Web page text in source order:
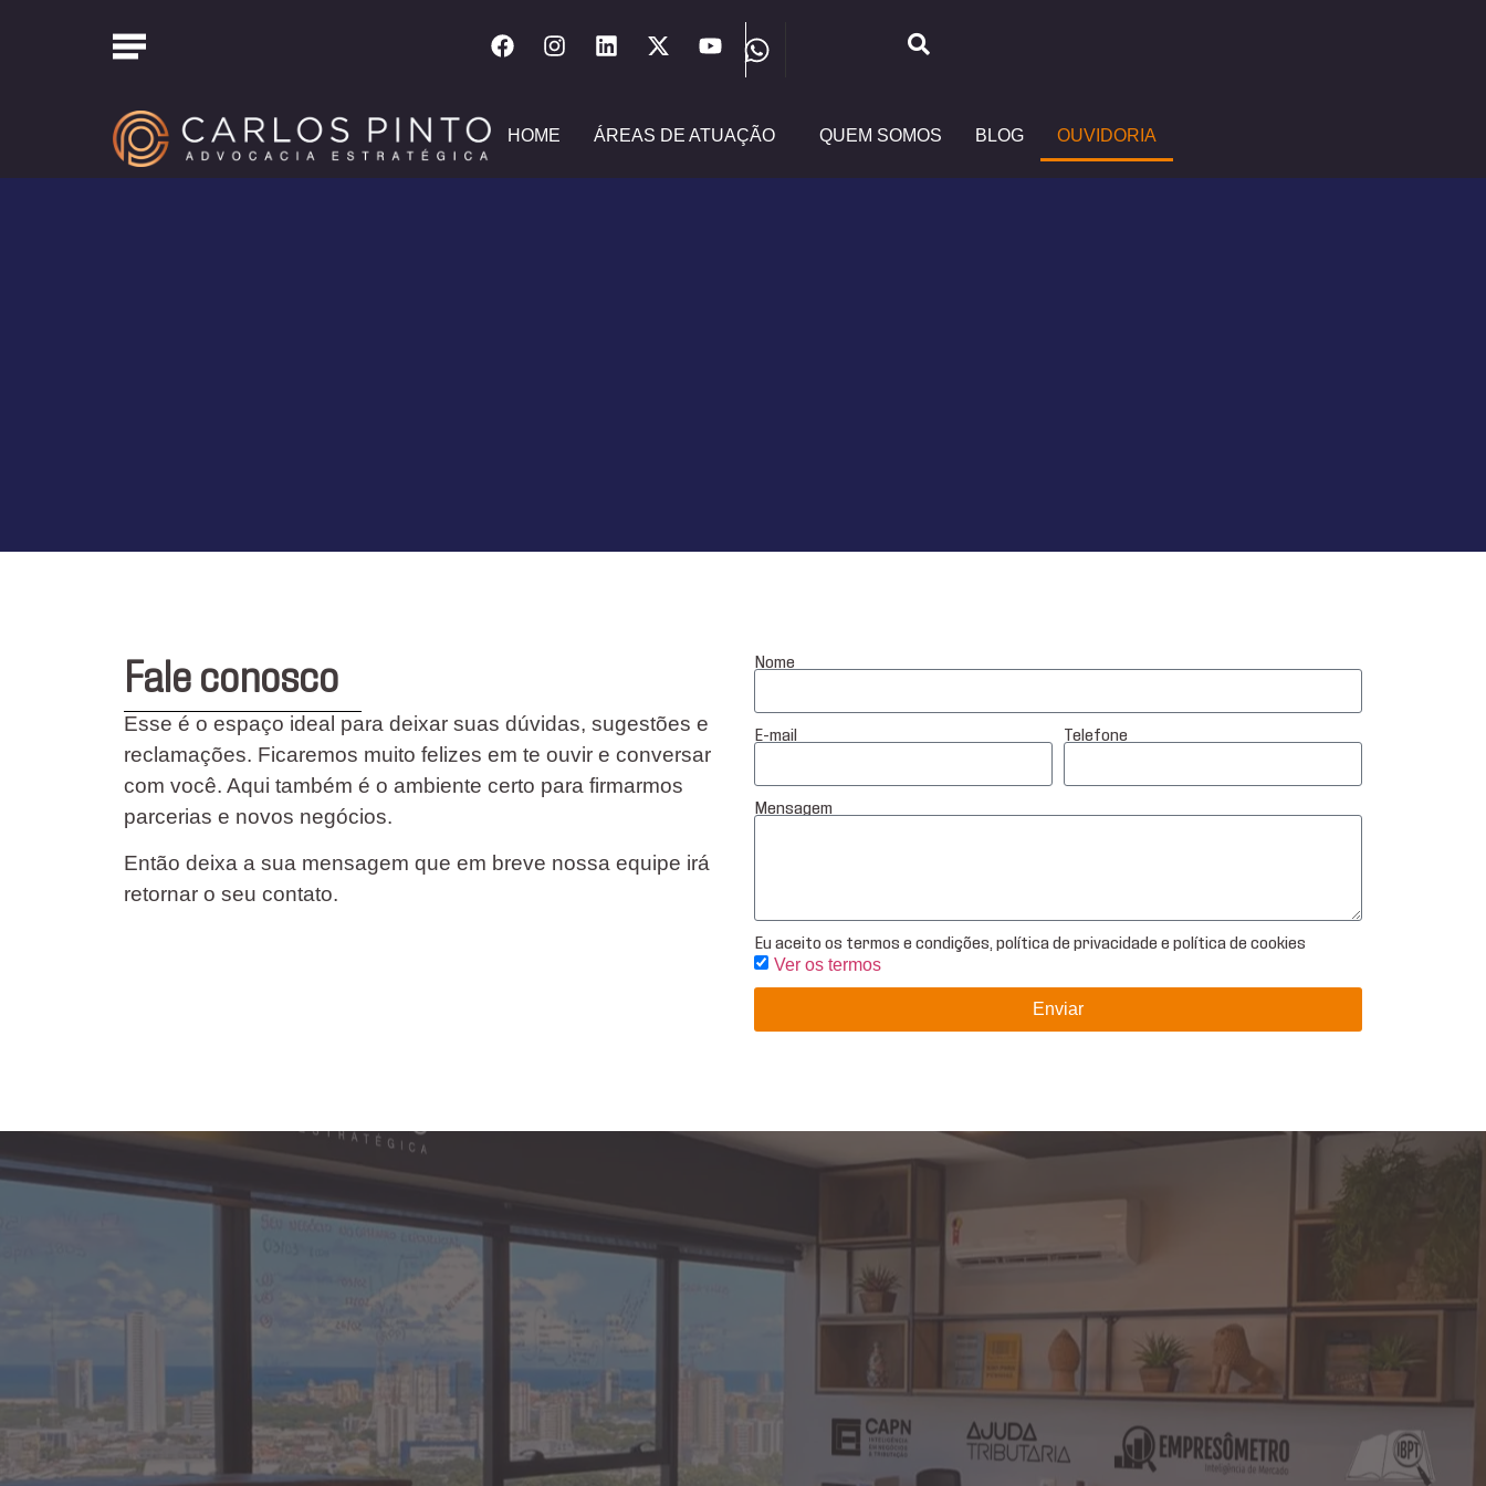
HOME ÁREAS DE ATUAÇÃO QUEM SOMOS BLOG OUVIDORIA
Fale conosco
Esse é o espaço ideal para deixar suas dúvidas, sugestões e
reclamações. Ficaremos muito felizes em te ouvir e conversar
com você. Aqui também é o ambiente certo para firmarmos
parcerias e novos negócios.
Então deixa a sua mensagem que em breve nossa equipe irá
retornar o seu contato.
Nome
E-mail Telefone
Mensagem
Eu aceito os termos e condições, política de privacidade e política de cookies
Ver os termos
Enviar